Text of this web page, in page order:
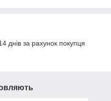
днів за рахунок покупця